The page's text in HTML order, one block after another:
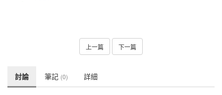
上一篇 下一篇
討論 筆記 (0) 詳細